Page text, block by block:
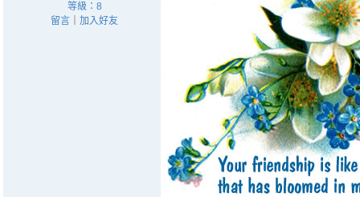
等級：8
留言
加入好友